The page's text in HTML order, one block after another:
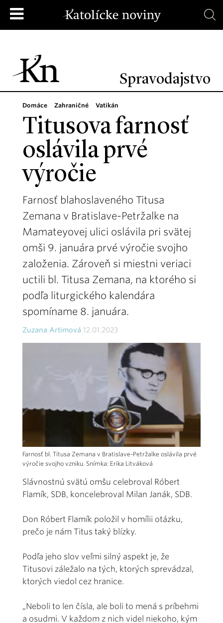
Spravodajstvo
Domáce Zahraničné Vatikán
Titusova farnosť
oslávila prvé
výročie
Farnosť blahoslaveného Titusa
Zemana v Bratislave-Petržalke na
Mamateyovej ulici oslávila pri svätej
omši 9. januára prvé výročie svojho
založenia. Zároveň si miestni veriaci
uctili bl. Titusa Zemana, na ktorého si
podľa liturgického kalendára
spomíname 8. januára.
Zuzana Artimová 12.01.2023
Farnosť bl. Titusa Zemana v Bratislave-Petržalke oslávila prvé
výročie svojho vzniku. Snímka: Erika Litváková
Slávnostnú svätú omšu celebroval Róbert
Flamík, SDB, koncelebroval Milan Janák, SDB.
Don Róbert Flamík položil v homílii otázku,
prečo je nám Titus taký blízky.
Podľa jeho slov veľmi silný aspekt je, že
Titusovi záležalo na tých, ktorých sprevádzal,
ktorých viedol cez hranice.
„Neboli to len čísla, ale boli to mená s príbehmi
a osudmi. V každom z nich videl niekoho, kým